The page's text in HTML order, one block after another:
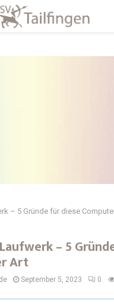
– 5 Gründe für diese
– 5
Art
September 5, 2023 0